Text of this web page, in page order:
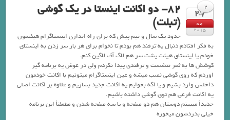
27
مه
2015
82- دو اکانت اینستا در یک گوشی
(تبلت)
حدود یک سال و نیم پیش که برای راه انداری اینستاگرام هیئتمون
به فکر افتادم دنبال یه ترفند هم بودم تا نخوام برای هر بار سر زدن به اینستای
خودم یا اینستای هیئت پشت سر هم لاگ آف لاگین کنم.
کوشش ها به ثمر ننشست و ترفندی پیدا نکردم ولی در عوض یه برنامه گیر
اوردم که روی گوشی نصب میشه و عین اینستاگرام میتونیم با اکانت خودمون
داخلش وارد بشیم و یا اگه بخوایم یه اکانت جدید بسازیم و علاوه بر اکانت اصلی
یه اکانت فرعی هم توی گوشی داشته باشیم.
جدیداً میبینم دوستان هم دو صفحه و یا سه صفحه شدن و مطمئناً این برنامه
خیلی بدردشون میخوره
2